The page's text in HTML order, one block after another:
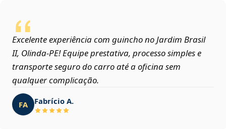
Excelente experiência com guincho no Jardim Brasil
II, Olinda‑PE! Equipe prestativa, processo simples e
transporte seguro do carro até a oficina sem
qualquer complicação.
FA Fabrício A.